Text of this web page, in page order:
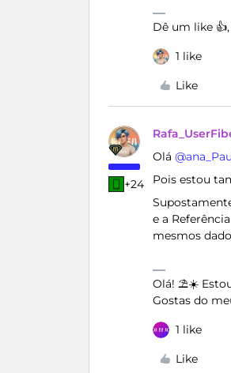
Dê um like
1 like
Like
+24
Olá ​
Pois estou
e a
mesmos
Olá! ⛱️☀️
Gostas do
1 like
Like